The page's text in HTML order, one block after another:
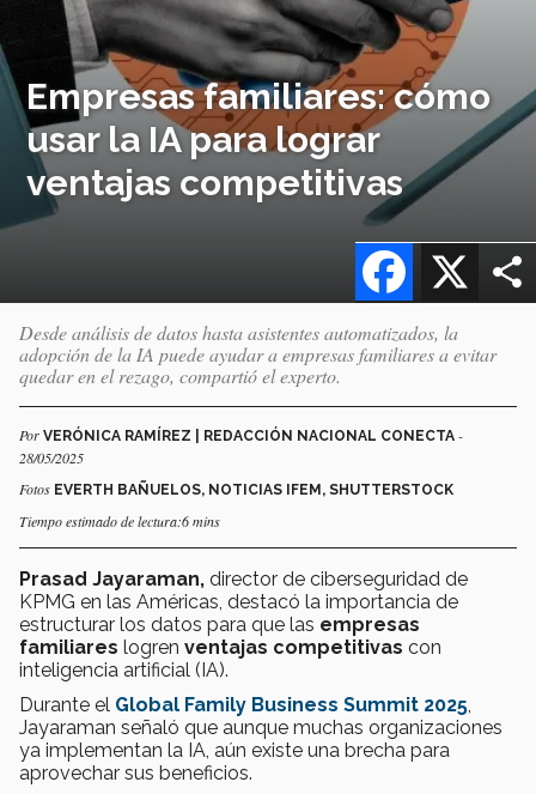
Empresas familiares: cómo
usar la IA para lograr
ventajas competitivas
X
Facebook
Desde análisis de datos hasta asistentes automatizados, la
adopción de la IA puede ayudar a empresas familiares a evitar
quedar en el rezago, compartió el experto.
Por VERÓNICA RAMÍREZ | REDACCIÓN NACIONAL CONECTA -
28/05/2025
Fotos EVERTH BAÑUELOS, NOTICIAS IFEM, SHUTTERSTOCK
Tiempo estimado de lectura:6 mins
Prasad Jayaraman, director de ciberseguridad de
KPMG en las Américas, destacó la importancia de
estructurar los datos para que las empresas
familiares logren ventajas competitivas con
inteligencia artificial (IA).
Durante el Global Family Business Summit 2025
Jayaraman señaló que aunque muchas organizaciones
ya implementan la IA, aún existe una brecha para
aprovechar sus beneficios.